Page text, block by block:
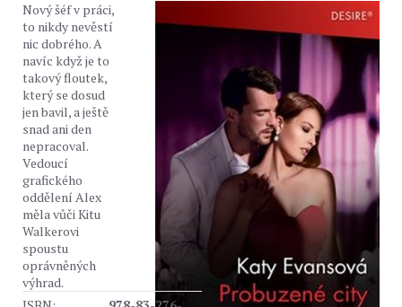
Nový šéf v práci,
to nikdy nevěstí
nic dobrého. A
navíc když je to
takový floutek,
který se dosud
jen bavil, a ještě
snad ani den
nepracoval.
Vedoucí
grafického
oddělení Alex
měla vůči Kitu
Walkerovi
spoustu
oprávněných
výhrad.